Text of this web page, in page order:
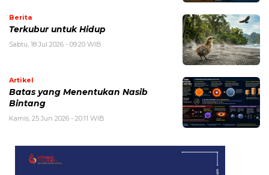
Berita
Terkubur untuk Hidup
Sabtu, 18 Jul 2026 - 09:20 WIB
Artikel
Batas yang Menentukan Nasib
Bintang
Kamis, 25 Jun 2026 - 20:11 WIB